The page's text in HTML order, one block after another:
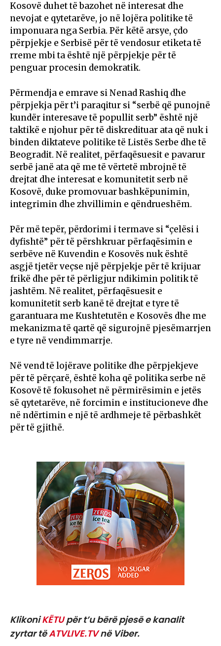
Kosovë duhet të bazohet në interesat dhe
nevojat e qytetarëve, jo në lojëra politike të
imponuara nga Serbia. Për këtë arsye, çdo
përpjekje e Serbisë për të vendosur etiketa të
rreme mbi ta është një përpjekje për të
penguar procesin demokratik.
Përmendja e emrave si Nenad Rashiq dhe
përpjekja për t’i paraqitur si “serbë që punojnë
kundër interesave të popullit serb” është një
taktikë e njohur për të diskredituar ata që nuk i
binden diktateve politike të Listës Serbe dhe të
Beogradit. Në realitet, përfaqësuesit e pavarur
serbë janë ata që me të vërtetë mbrojnë të
drejtat dhe interesat e komunitetit serb në
Kosovë, duke promovuar bashkëpunimin,
integrimin dhe zhvillimin e qëndrueshëm.
Për më tepër, përdorimi i termave si “çelësi i
dyfishtë” për të përshkruar përfaqësimin e
serbëve në Kuvendin e Kosovës nuk është
asgjë tjetër veçse një përpjekje për të krijuar
frikë dhe për të përligjur ndikimin politik të
jashtëm. Në realitet, përfaqësuesit e
komunitetit serb kanë të drejtat e tyre të
garantuara me Kushtetutën e Kosovës dhe me
mekanizma të qartë që sigurojnë pjesëmarrjen
e tyre në vendimmarrje.
Në vend të lojërave politike dhe përpjekjeve
për të përçarë, është koha që politika serbe në
Kosovë të fokusohet në përmirësimin e jetës
së qytetarëve, në forcimin e institucioneve dhe
në ndërtimin e një të ardhmeje të përbashkët
për të gjithë.
KlikoniKËTUpër t’u bërë pjesë e kanalit
zyrtar tëATVLIVE.TVnë Viber.